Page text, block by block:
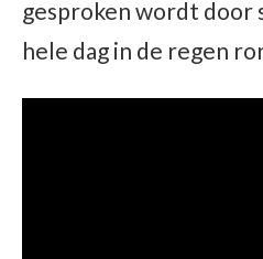
gesproken wordt door
hele dag in de regen